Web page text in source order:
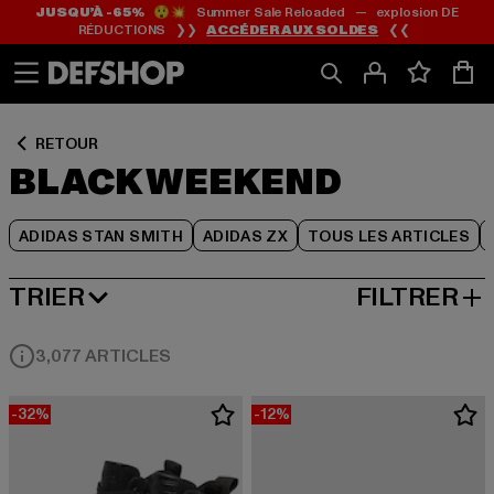
Passer
au
Passer
au
de
JUSQU’À -65%😲💥 Summer Sale Reloaded — explosion DE
RÉDUCTIONS ❯❯ACCÉDER AUX SOLDES ❮❮
RETOUR
BLACK WEEKEND
ADIDAS STAN SMITH ADIDAS ZX TOUS LES ARTICLES
Passer
au
de
TRIER
MEILLEURES VENTES FILTRER
3,077 ARTICLES
-32% -12%